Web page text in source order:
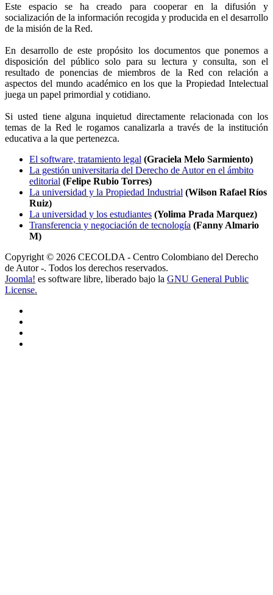
Este espacio se ha creado para cooperar en la difusión y
socialización de la información recogida y producida en el desarrollo
de la misión de la Red.
En desarrollo de este propósito los documentos que ponemos a
disposición del público solo para su lectura y consulta, son el
resultado de ponencias de miembros de la Red con relación a
aspectos del mundo académico en los que la Propiedad Intelectual
juega un papel primordial y cotidiano.
Si usted tiene alguna inquietud directamente relacionada con los
temas de la Red le rogamos canalizarla a través de la institución
educativa a la que pertenezca.
El software, tratamiento legal (Graciela Melo Sarmiento)
La gestión universitaria del Derecho de Autor en el ámbito
editorial (Felipe Rubio Torres)
La universidad y la Propiedad Industrial (Wilson Rafael Ríos
Ruiz)
La universidad y los estudiantes (Yolima Prada Marquez)
Transferencia y negociación de tecnología (Fanny Almario
M)
Copyright © 2026 CECOLDA - Centro Colombiano del Derecho
de Autor -. Todos los derechos reservados.
Joomla! es software libre, liberado bajo la GNU General Public
License.